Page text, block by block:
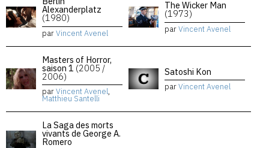
Alexanderplatz
(1980)
parVincent Avenel
The Wicker Man
(1973)
parVincent Avenel
Masters of Horror,
saison 1 (2005 /
2006)
parVincent Avenel,
Matthieu Santelli
Satoshi Kon
parVincent Avenel
La Saga des morts
vivants de George A.
Romero